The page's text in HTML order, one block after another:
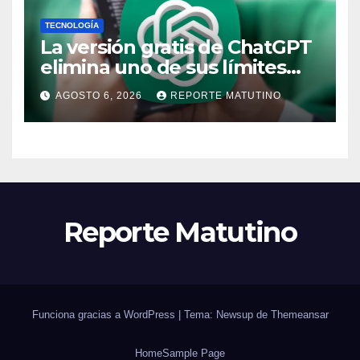
TECNOLOGÍA
La versión gratis de ChatGPT
elimina uno de sus límites
más pedidos y ahora es más
útil
AGOSTO 6, 2026 REPORTE MATUTINO
Reporte Matutino
Funciona gracias a WordPress | Tema: Newsup de Themeansar
HomeSample Page